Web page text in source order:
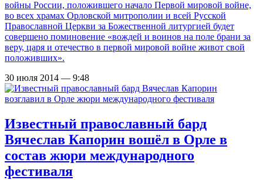
войны России, положившего начало Первой мировой войне,
во всех храмах Орловской митрополии и всей Русской
Православной Церкви за Божественной литургией будет
совершено поминовение «вождей и воинов на поле брани за
веру, царя и отечество в первой мировой войне живот свой
положивших».
30 июля 2014 — 9:48
Известный православный бард
Вячеслав Капорин вошёл в Орле в
состав жюри международного
фестиваля